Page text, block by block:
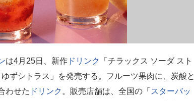
は4月25日、新作 ドリンク
「チラックス ソーダ スト
ずシトラス」を発売する。フルーツ果肉に、炭酸と
わせた ドリンク 。販売店舗は、全国の「 スターバッ